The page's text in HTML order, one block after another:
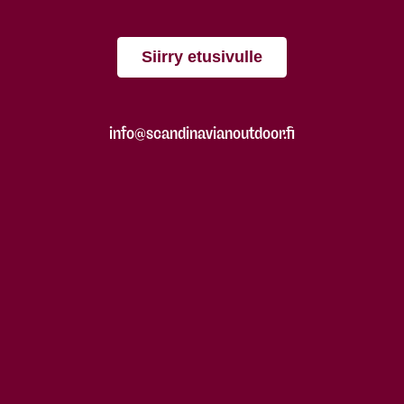
Siirry etusivulle
info@scandinavianoutdoor.fi